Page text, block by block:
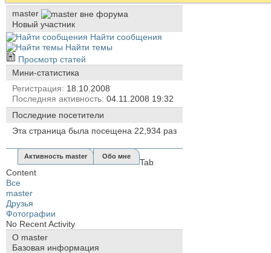
master
Новый участник
Найти сообщения
Найти темы
Просмотр статей
Мини-статистика
Регистрация
18.10.2008
Последняя активность 04.11.2008 19:32
Последние посетители
Эта страница была посещена 22,934 раз
Активность master Обо мне
Tab
Content
Все
master
Друзья
Фотографии
No Recent Activity
О master
Базовая информация